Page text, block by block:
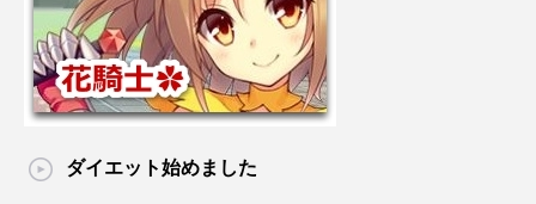
ダイエット始めました